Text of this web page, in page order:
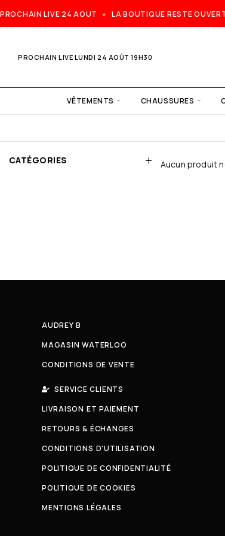
PROCHAIN LIVE 24 AOUT » LA BOUTIQUE RESTE
PROCHAIN LIVE LUNDI 24 AOÛT 19H30
VÊTEMENTS CHAUSSURES
CATÉGORIES Aucun produit
AUDREY B
MAGASIN WATERLOO
CONDITIONS DE VENTE
SERVICE CLIENTS
LIVRAISON ET PAIEMENT
RETOURS & ÉCHANGES
CONDITIONS D'UTILISATION
POLITIQUE DE CONFIDENTIALITÉ
POLITIQUE DE COOKIES
MENTIONS LÉGALES